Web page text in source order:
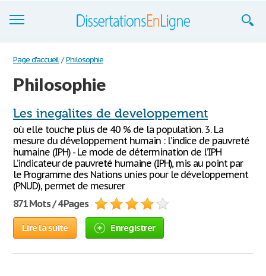
Dissertations
S'inscrire
Se connecter
Contactez-nous
Page d'accueil / Philosophie
Philosophie
Les inegalites de developpement
où elle touche plus de 40 % de la population. 3. La
mesure du développement humain : l’indice de pauvreté
humaine (IPH) - Le mode de détermination de l’IPH
L’indicateur de pauvreté humaine (IPH), mis au point par
le Programme des Nations unies pour le développement
(PNUD), permet de mesurer
871 Mots / 4 Pages
Lire la suite Enregistrer